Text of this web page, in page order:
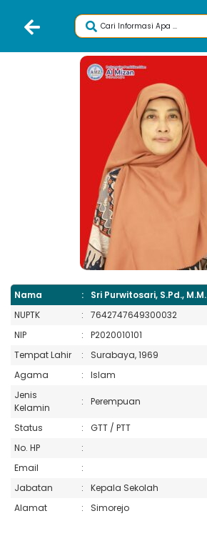
Nama :
Sri Purwitosari, S.Pd., M.M.
NUPTK
:
7642747649300032
NIP
:
P2020010101
Tempat Lahir
:
Surabaya, 1969
Agama
:
Islam
Jenis
Kelamin
: Perempuan
Status :
GTT / PTT
No. HP
:
Email
:
Jabatan
:
Kepala Sekolah
Alamat
: Simorejo